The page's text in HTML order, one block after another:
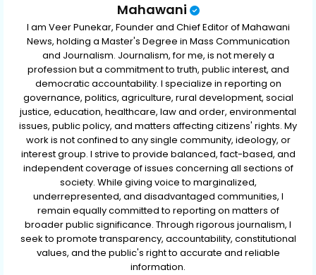
Mahawani
I am Veer Punekar, Founder and Chief Editor of Mahawani
News, holding a Master's Degree in Mass Communication
and Journalism. Journalism, for me, is not merely a
profession but a commitment to truth, public interest, and
democratic accountability. I specialize in reporting on
governance, politics, agriculture, rural development, social
justice, education, healthcare, law and order, environmental
issues, public policy, and matters affecting citizens' rights. My
work is not confined to any single community, ideology, or
interest group. I strive to provide balanced, fact-based, and
independent coverage of issues concerning all sections of
society. While giving voice to marginalized,
underrepresented, and disadvantaged communities, I
remain equally committed to reporting on matters of
broader public significance. Through rigorous journalism, I
seek to promote transparency, accountability, constitutional
values, and the public's right to accurate and reliable
information.